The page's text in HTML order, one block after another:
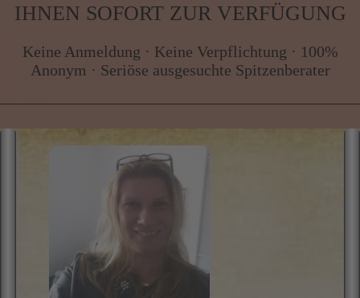
IHNEN SOFORT ZUR VERFÜGUNG
Keine Anmeldung · Keine Verpflichtung · 100%
Anonym · Seriöse ausgesuchte Spitzenberater